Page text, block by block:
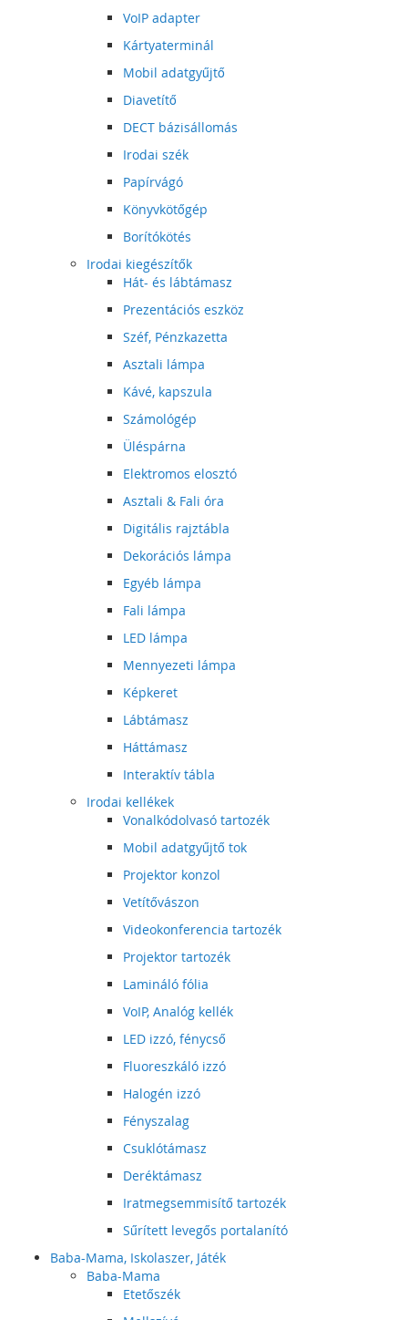
VoIP adapter
Kártyaterminál
Mobil adatgyűjtő
Diavetítő
DECT bázisállomás
Irodai szék
Papírvágó
Könyvkötőgép
Borítókötés
Irodai kiegészítők
Hát- és lábtámasz
Prezentációs eszköz
Széf, Pénzkazetta
Asztali lámpa
Kávé, kapszula
Számológép
Üléspárna
Elektromos elosztó
Asztali & Fali óra
Digitális rajztábla
Dekorációs lámpa
Egyéb lámpa
Fali lámpa
LED lámpa
Mennyezeti lámpa
Képkeret
Lábtámasz
Háttámasz
Interaktív tábla
Irodai kellékek
Vonalkódolvasó tartozék
Mobil adatgyűjtő tok
Projektor konzol
Vetítővászon
Videokonferencia tartozék
Projektor tartozék
Lamináló fólia
VoIP, Analóg kellék
LED izzó, fénycső
Fluoreszkáló izzó
Halogén izzó
Fényszalag
Csuklótámasz
Deréktámasz
Iratmegsemmisítő tartozék
Sűrített levegős portalanító
Baba-Mama, Iskolaszer, Játék
Baba-Mama
Etetőszék